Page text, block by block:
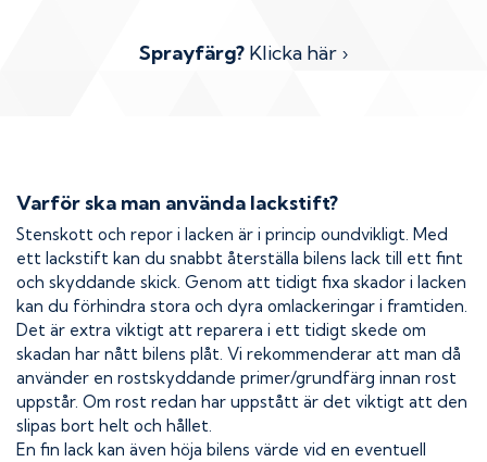
Sprayfärg? Klicka här ›
Varför ska man använda lackstift?
Stenskott och repor i lacken är i princip oundvikligt. Med
ett lackstift kan du snabbt återställa bilens lack till ett fint
och skyddande skick. Genom att tidigt fixa skador i lacken
kan du förhindra stora och dyra omlackeringar i framtiden.
Det är extra viktigt att reparera i ett tidigt skede om
skadan har nått bilens plåt. Vi rekommenderar att man då
använder en rostskyddande primer/grundfärg innan rost
uppstår. Om rost redan har uppstått är det viktigt att den
slipas bort helt och hållet.
En fin lack kan även höja bilens värde vid en eventuell